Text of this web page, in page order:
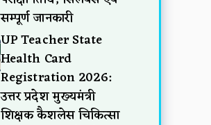
सम्पूर्ण जानकारी
UP Teacher State
Health Card
Registration 2026:
उत्तर प्रदेश मुख्यमंत्री
शिक्षक कैशलेस चिकित्सा